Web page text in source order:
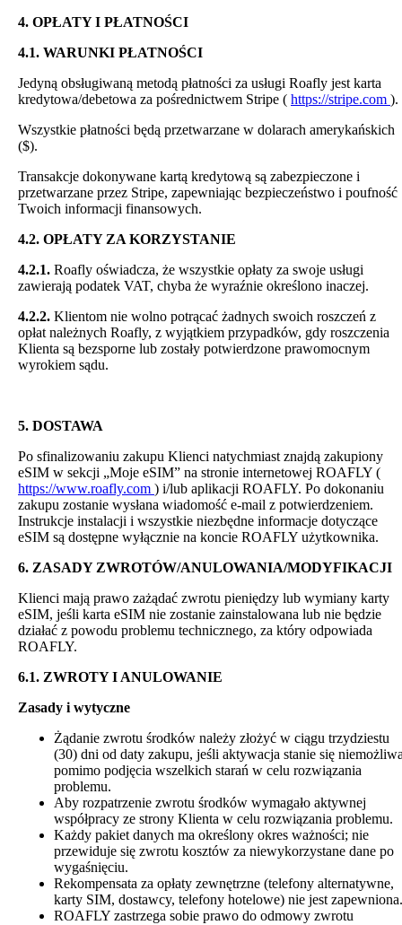
4. OPŁATY I PŁATNOŚCI
4.1. WARUNKI PŁATNOŚCI
Jedyną obsługiwaną metodą płatności za usługi Roafly jest karta
kredytowa/debetowa za pośrednictwem Stripe ( https://stripe.com ).
Wszystkie płatności będą przetwarzane w dolarach amerykańskich
($).
Transakcje dokonywane kartą kredytową są zabezpieczone i
przetwarzane przez Stripe, zapewniając bezpieczeństwo i poufność
Twoich informacji finansowych.
4.2. OPŁATY ZA KORZYSTANIE
4.2.1. Roafly oświadcza, że wszystkie opłaty za swoje usługi
zawierają podatek VAT, chyba że wyraźnie określono inaczej.
4.2.2. Klientom nie wolno potrącać żadnych swoich roszczeń z
opłat należnych Roafly, z wyjątkiem przypadków, gdy roszczenia
Klienta są bezsporne lub zostały potwierdzone prawomocnym
wyrokiem sądu.
5. DOSTAWA
Po sfinalizowaniu zakupu Klienci natychmiast znajdą zakupiony
eSIM w sekcji „Moje eSIM” na stronie internetowej ROAFLY (
https://www.roafly.com ) i/lub aplikacji ROAFLY. Po dokonaniu
zakupu zostanie wysłana wiadomość e-mail z potwierdzeniem.
Instrukcje instalacji i wszystkie niezbędne informacje dotyczące
eSIM są dostępne wyłącznie na koncie ROAFLY użytkownika.
6. ZASADY ZWROTÓW/ANULOWANIA/MODYFIKACJI
Klienci mają prawo zażądać zwrotu pieniędzy lub wymiany karty
eSIM, jeśli karta eSIM nie zostanie zainstalowana lub nie będzie
działać z powodu problemu technicznego, za który odpowiada
ROAFLY.
6.1. ZWROTY I ANULOWANIE
Zasady i wytyczne
Żądanie zwrotu środków należy złożyć w ciągu trzydziestu
(30) dni od daty zakupu, jeśli aktywacja stanie się
pomimo podjęcia wszelkich starań w celu rozwiązania
problemu.
Aby rozpatrzenie zwrotu środków wymagało aktywnej
współpracy ze strony Klienta w celu rozwiązania problemu.
Każdy pakiet danych ma określony okres ważności; nie
przewiduje się zwrotu kosztów za niewykorzystane dane po
wygaśnięciu.
Rekompensata za opłaty zewnętrzne (telefony alternatywne,
karty SIM, dostawcy, telefony hotelowe) nie jest zapewniona.
ROAFLY zastrzega sobie prawo do odmowy zwrotu